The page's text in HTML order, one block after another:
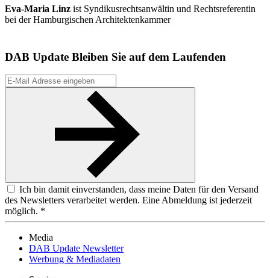
Eva-Maria Linz ist Syndikusrechtsanwältin und Rechtsreferentin
bei der Hamburgischen Architektenkammer
DAB Update Bleiben Sie auf dem Laufenden
Ich bin damit einverstanden, dass meine Daten für den Versand
des Newsletters verarbeitet werden. Eine Abmeldung ist jederzeit
möglich. *
Media
DAB Update Newsletter
Werbung & Mediadaten